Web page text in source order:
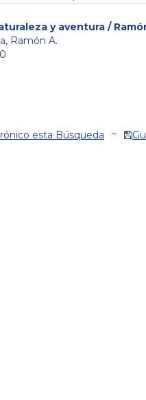
y aventura /
Ramón A.
esta Búsqueda